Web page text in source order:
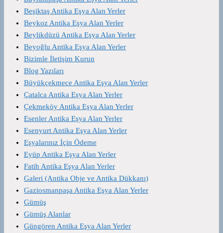
Beşiktaş Antika Eşya Alan Yerler
Beykoz Antika Eşya Alan Yerler
Beylikdüzü Antika Eşya Alan Yerler
Beyoğlu Antika Eşya Alan Yerler
Bizimle İletişim Kurun
Blog Yazıları
Büyükçekmece Antika Eşya Alan Yerler
Çatalca Antika Eşya Alan Yerler
Çekmeköy Antika Eşya Alan Yerler
Esenler Antika Eşya Alan Yerler
Esenyurt Antika Eşya Alan Yerler
Eşyalarınız İçin Ödeme
Eyüp Antika Eşya Alan Yerler
Fatih Antika Eşya Alan Yerler
Galeri (Antika Obje ve Antika Dükkanı)
Gaziosmanpaşa Antika Eşya Alan Yerler
Gümüş
Gümüş Alanlar
Güngören Antika Eşya Alan Yerler